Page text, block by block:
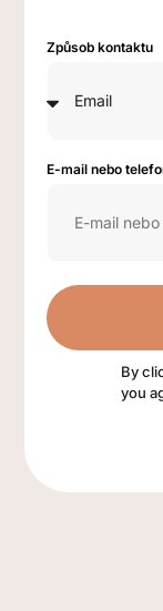
Způsob kontaktu
E-mail nebo
By
you